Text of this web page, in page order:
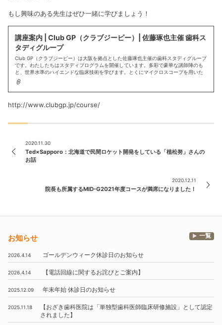
もし興味のある先生はぜひ一緒に学びましょう！
講座案内 | Club GP（クラブジーピー）| 佐藤琢也主催 歯科ス
タディグループ
Club GP（クラブジーピー）は大阪を拠点とした佐藤琢也主催の歯科スタディグループ
です。わたしたちはスタディプログラムを開催しています。多彩で豪華な講師陣のも
と、世界水準のハイエンドな臨床技術を学びます。とくにマイクロスコープを用いた
高拡大視野下の治療技術をマスター。実習を含めたプログラムで高技術の歯科医師を
育てます。
http://www.clubgp.jp/course/
2020.11.30
Ted×Sapporo：北海道で民間ロケット開発をしている「植松努」さんの
お話
2020.12.11
院長も所属するMID-G2021年度コースが満席になりました！
お知らせ 一覧
2026.4.14 ゴールデンウィーク休診日のお知らせ
2026.4.14 【電話回線に関するお詫びとご案内】
2025.12.09 年末年始 休診日のお知らせ
2025.11.18 【おざき歯科医院は 「単独型歯科医師臨床研修施設」
として認定
されました】